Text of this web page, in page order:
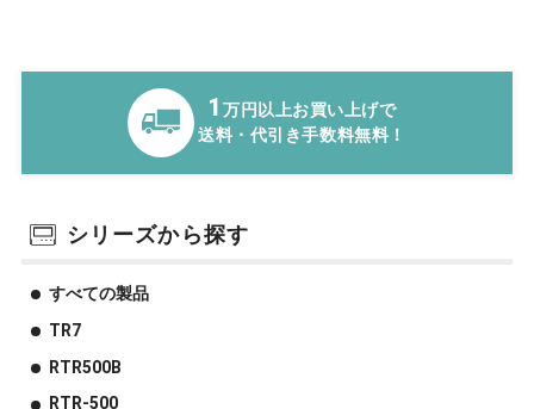
1 万円以上お買い上げで
送料・代引き手数料無料！
シリーズから探す
すべての製品
TR7
RTR500B
RTR-500